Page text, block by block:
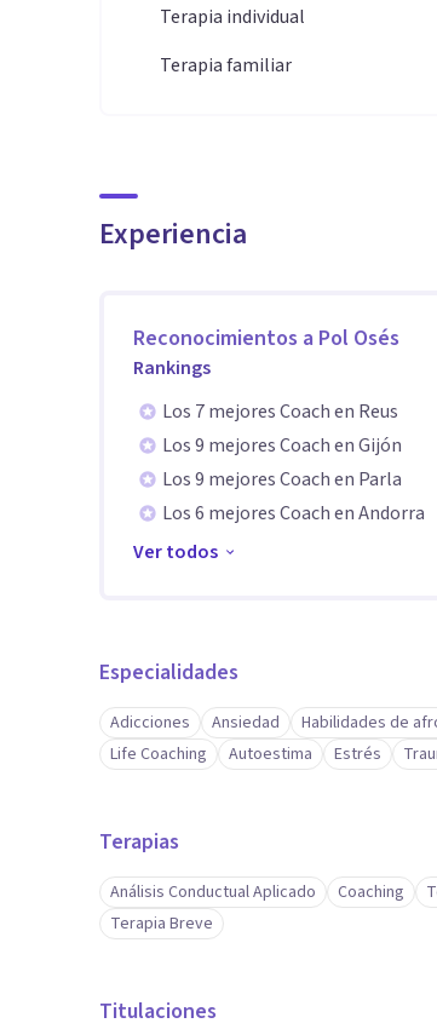
Terapia individual
Terapia familiar
Experiencia
Reconocimientos a Pol Osés
Rankings
Los 7 mejores Coach en Reus
Los 9 mejores Coach en Gijón
Los 9 mejores Coach en Parla
Los 6 mejores Coach en Andorra
Ver todos
Especialidades
Adicciones Ansiedad Habilidades de
Life Coaching
Autoestima Estrés
Terapias
Análisis Conductual Aplicado Coaching
Terapia Breve
Titulaciones